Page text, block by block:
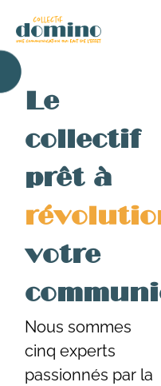
Le
collectif
prêt à
votre
Nous sommes
cinq experts
passionnés par la